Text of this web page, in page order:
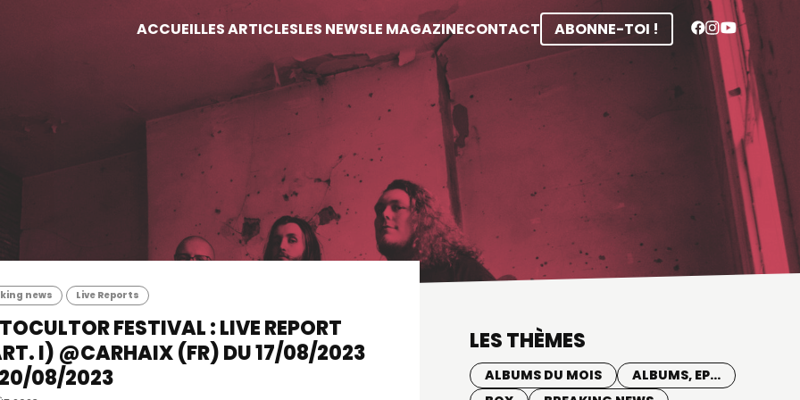
ACCUEILLES ARTICLESLES NEWSLE MAGAZINECONTACT ABONNE-TOI !
news Live Reports
FESTIVAL : LIVE REPORT
I) @CARHAIX (FR) DU 17/08/2023
08/2023
LES THÈMES
ALBUMS DU MOIS
ALBUMS, EP...